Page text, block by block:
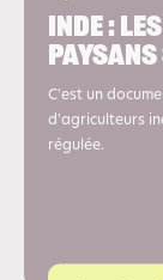
Inde :
C'est un
d'agriculteurs
régulée.